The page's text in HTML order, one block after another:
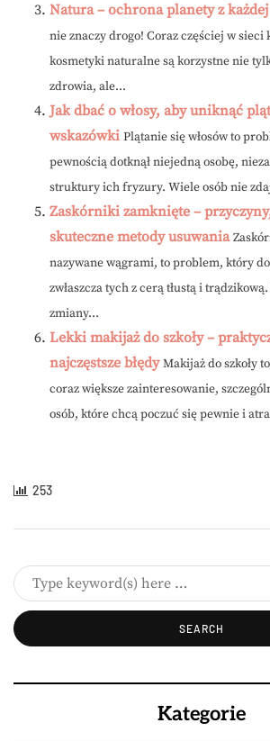
Natura – ochrona planety z
nie znaczy drogo! Coraz częściej w
kosmetyki naturalne są korzystne nie
zdrowia, ale...
Jak dbać o włosy, aby uniknąć
wskazówki Plątanie się włosów to
pewnością dotknął niejedną osobę,
struktury ich fryzury. Wiele osób nie
Zaskórniki zamknięte –
skuteczne metody usuwania
nazywane wągrami, to problem, który
zwłaszcza tych z cerą tłustą i trądzikową.
zmiany...
Lekki makijaż do szkoły –
najczęstsze błędy Makijaż do szkoły
coraz większe zainteresowanie,
osób, które chcą poczuć się pewnie i
253
Kategorie